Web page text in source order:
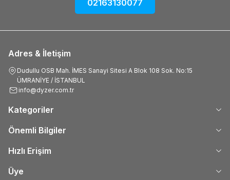
02163130077
Adres & İletişim
Dudullu OSB Mah. İMES Sanayi Sitesi A Blok 108 Sok. No:15
ÜMRANİYE / İSTANBUL
info@dyzer.com.tr
Kategoriler
Önemli Bilgiler
Hızlı Erişim
Üye